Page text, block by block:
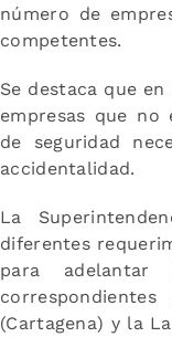
número de
competentes.
Se destaca que
empresas que no
de seguridad
accidentalidad.
La
diferentes
para adelantar
(Cartagena) y la